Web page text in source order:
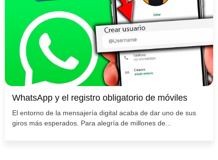
WhatsApp y el registro obligatorio de móviles
El entorno de la mensajería digital acaba de dar uno de sus
giros más esperados. Para alegría de millones de...